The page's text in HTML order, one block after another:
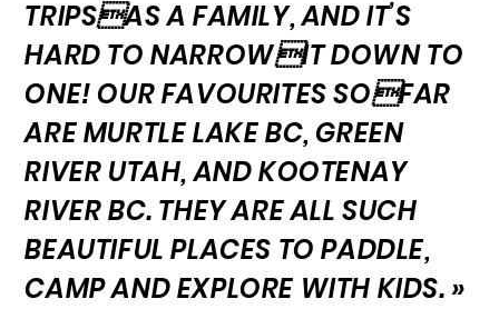
TRIPSAS A FAMILY, AND IT’S
HARD TO NARROWIT DOWN TO
ONE! OUR FAVOURITES SOFAR
ARE MURTLE LAKE BC, GREEN
RIVER UTAH, AND KOOTENAY
RIVER BC. THEY ARE ALL SUCH
BEAUTIFUL PLACES TO PADDLE,
CAMP AND EXPLORE WITH KIDS. »